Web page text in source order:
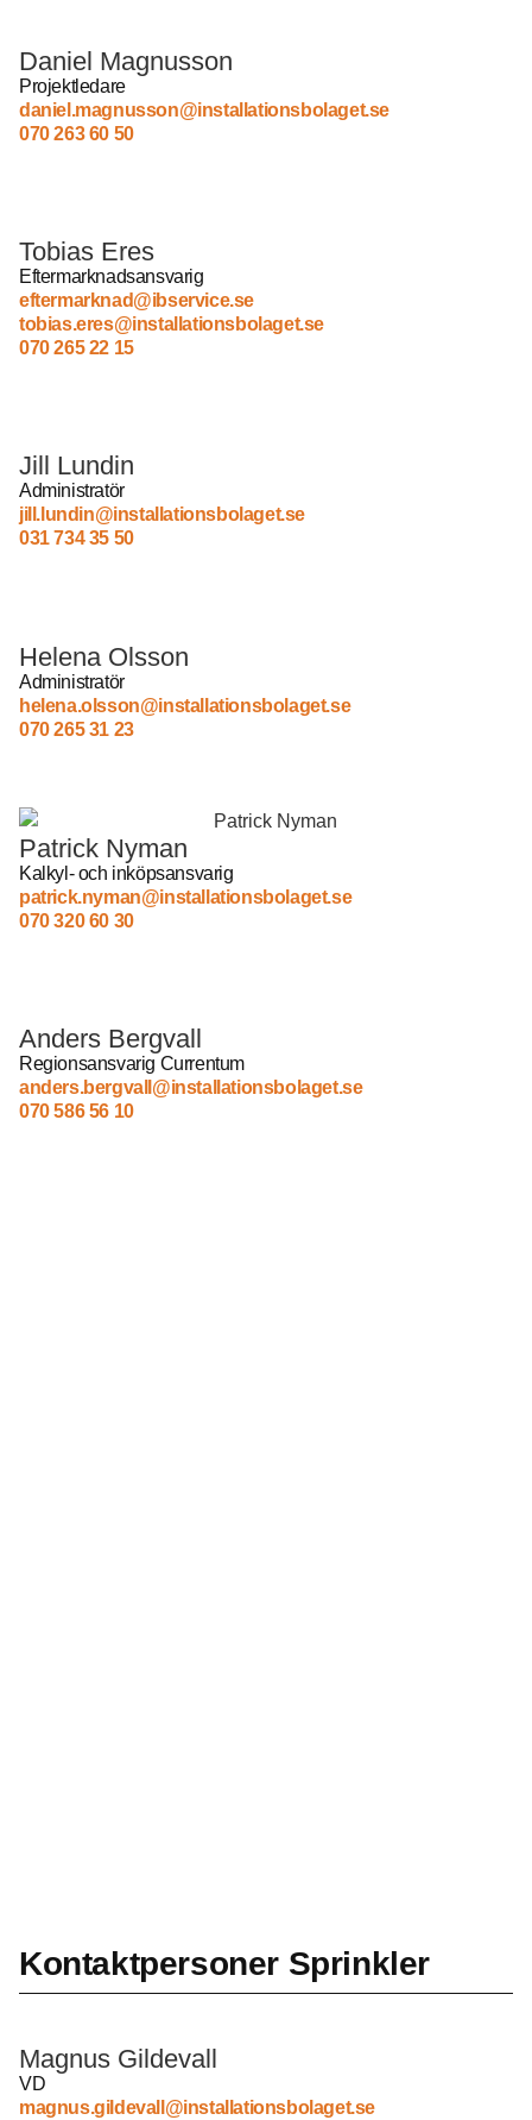
Daniel Magnusson
Projektledare
daniel.magnusson@installationsbolaget.se
070 263 60 50
Tobias Eres
Eftermarknadsansvarig
eftermarknad@ibservice.se
tobias.eres@installationsbolaget.se
070 265 22 15
Jill Lundin
Administratör
jill.lundin@installationsbolaget.se
031 734 35 50
Helena Olsson
Administratör
helena.olsson@installationsbolaget.se
070 265 31 23
Patrick Nyman
Kalkyl- och inköpsansvarig
patrick.nyman@installationsbolaget.se
070 320 60 30
Anders Bergvall
Regionsansvarig Currentum
anders.bergvall@installationsbolaget.se
070 586 56 10
Kontaktpersoner Sprinkler
Magnus Gildevall
VD
magnus.gildevall@installationsbolaget.se